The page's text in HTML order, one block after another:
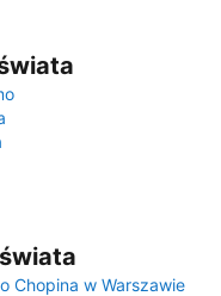
Chopina w Warszawie